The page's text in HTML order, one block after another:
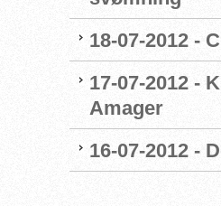
18-07-2012 -
17-07-2012 -
Amager
16-07-2012 -